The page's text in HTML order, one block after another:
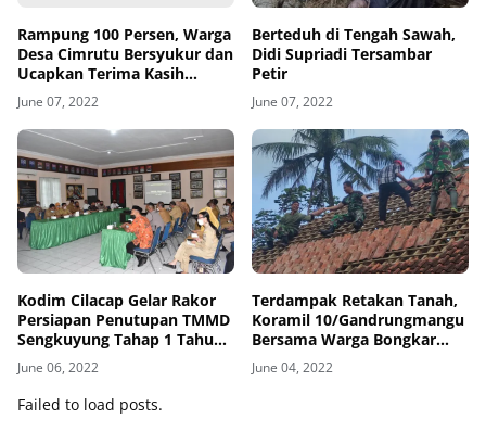
Rampung 100 Persen, Warga
Desa Cimrutu Bersyukur dan
Ucapkan Terima Kasih
Kepada TNI
June 07, 2022
Berteduh di Tengah Sawah,
Didi Supriadi Tersambar
Petir
June 07, 2022
Kodim Cilacap Gelar Rakor
Persiapan Penutupan TMMD
Sengkuyung Tahap 1 Tahun
2022
June 06, 2022
Terdampak Retakan Tanah,
Koramil 10/Gandrungmangu
Bersama Warga Bongkar
Rumah Kastaja
June 04, 2022
Failed to load posts.